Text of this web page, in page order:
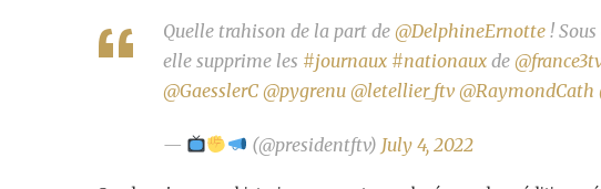
Quelle trahison de la part de @DelphineErnotte !
elle supprime les #journaux #nationaux de
@GaesslerC @pygrenu @letellier_ftv @RaymondCath
— (@presidentftv) July 4, 2022